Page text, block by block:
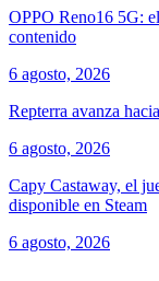
OPPO Reno16 5G:
contenido
6 agosto, 2026
Repterra avanza
6 agosto, 2026
Capy Castaway, el
disponible en Steam
6 agosto, 2026